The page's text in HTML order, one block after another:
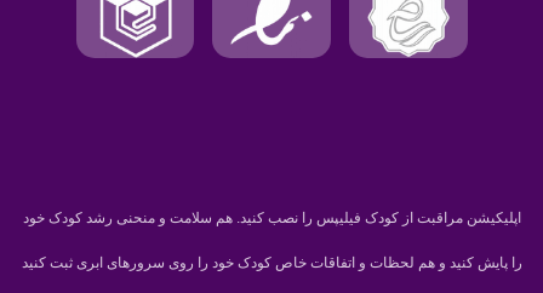
اپلیکیشن مراقبت از کودک فیلیپس را نصب کنید. هم سلامت و منحنی رشد کودک خود
را پایش کنید و هم لحظات و اتفاقات خاص کودک خود را روی سرورهای ابری ثبت کنید